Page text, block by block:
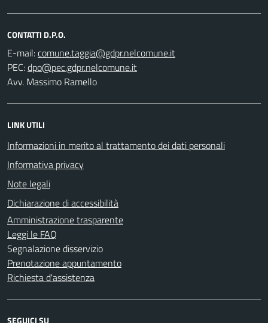
CONTATTI D.P.O.
E-mail:
PEC:
Avv. Massimo Ramello
LINK UTILI
Informazioni in merito al trattamento dei dati personali
Informativa privacy
Note legali
Dichiarazione di accessibilità
Amministrazione trasparente
Leggi le FAQ
Segnalazione disservizio
Prenotazione appuntamento
Richiesta d'assistenza
SEGUICI SU